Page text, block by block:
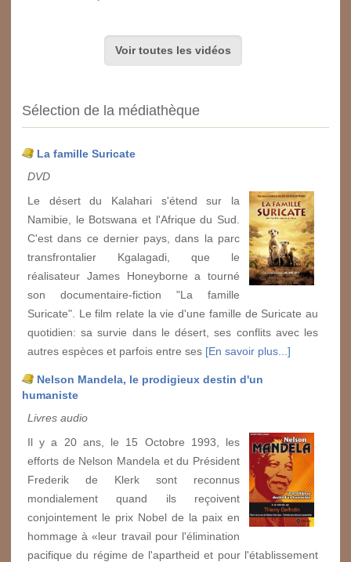
Voir toutes les vidéos
Sélection de la médiathèque
La famille Suricate
DVD
Le désert du Kalahari s'étend sur la
Namibie, le Botswana et l'Afrique du Sud.
C'est dans ce dernier pays, dans la parc
transfrontalier Kgalagadi, que le
réalisateur James Honeyborne a tourné
son documentaire-fiction "La famille
Suricate". Le film relate la vie d'une famille de Suricate au
quotidien: sa survie dans le désert, ses conflits avec les
autres espèces et parfois entre ses [En savoir plus...]
Nelson Mandela, le prodigieux destin d'un
humaniste
Livres audio
Il y a 20 ans, le 15 Octobre 1993, les
efforts de Nelson Mandela et du Président
Frederik de Klerk sont reconnus
mondialement quand ils reçoivent
conjointement le prix Nobel de la paix en
hommage à «leur travail pour l'élimination
pacifique du régime de l'apartheid et pour l'établissement